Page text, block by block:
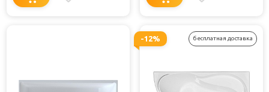
-12% бесплатная доставка